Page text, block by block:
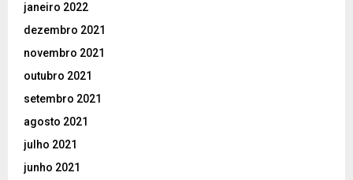
janeiro 2022
dezembro 2021
novembro 2021
outubro 2021
setembro 2021
agosto 2021
julho 2021
junho 2021